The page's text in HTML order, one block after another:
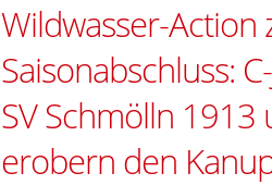
Wildwasser-Action
Saisonabschluss:
SV Schmölln 1913
erobern den